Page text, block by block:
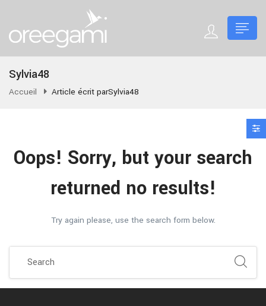
Sylvia48
Accueil Article écrit parSylvia48
Oops! Sorry, but your search
returned no results!
Try again please, use the search form below.